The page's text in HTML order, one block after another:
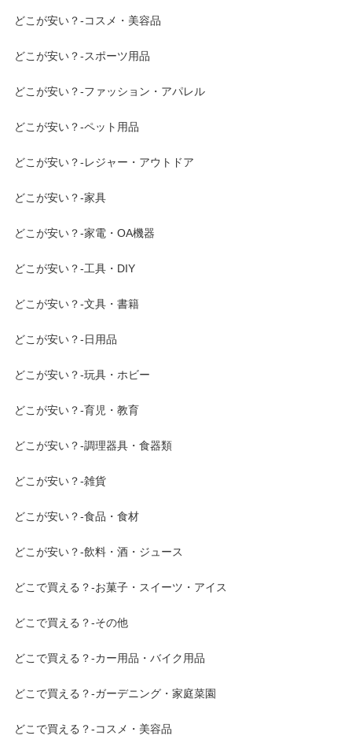
どこが安い？-コスメ・美容品
どこが安い？-スポーツ用品
どこが安い？-ファッション・アパレル
どこが安い？-ペット用品
どこが安い？-レジャー・アウトドア
どこが安い？-家具
どこが安い？-家電・OA機器
どこが安い？-工具・DIY
どこが安い？-文具・書籍
どこが安い？-日用品
どこが安い？-玩具・ホビー
どこが安い？-育児・教育
どこが安い？-調理器具・食器類
どこが安い？-雑貨
どこが安い？-食品・食材
どこが安い？-飲料・酒・ジュース
どこで買える？-お菓子・スイーツ・アイス
どこで買える？-その他
どこで買える？-カー用品・バイク用品
どこで買える？-ガーデニング・家庭菜園
どこで買える？-コスメ・美容品